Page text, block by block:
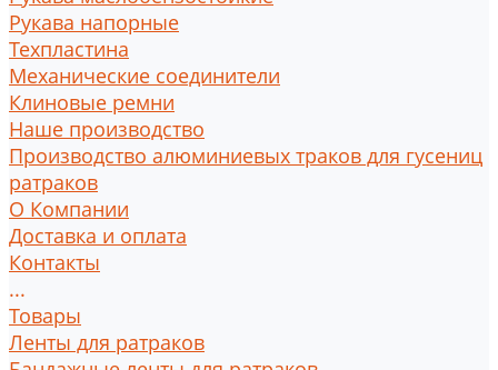
Рукава напорные
Техпластина
Механические соединители
Клиновые ремни
Наше производство
Производство алюминиевых траков для гусениц
ратраков
О Компании
Доставка и оплата
Контакты
...
Товары
Ленты для ратраков